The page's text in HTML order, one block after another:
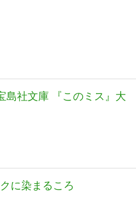
島社文庫 『このミス』大
に染まるころ